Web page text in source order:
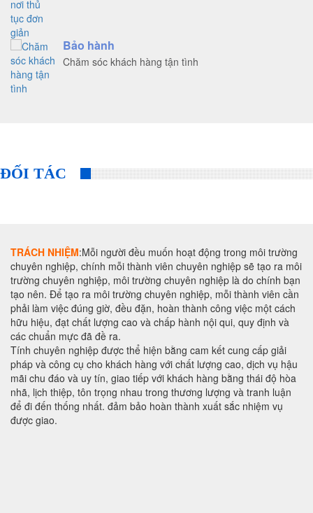
Bảo hành
Chăm sóc khách hàng tận tình
ĐỐI TÁC
TRÁCH NHIỆM:Mỗi người đều muốn hoạt động trong môi trường
chuyên nghiệp, chính mỗi thành viên chuyên nghiệp sẽ tạo ra môi
trường chuyên nghiệp, môi trường chuyên nghiệp là do chính bạn
tạo nên. Để tạo ra môi trường chuyên nghiệp, mỗi thành viên cần
phải làm việc đúng giờ, đều đặn, hoàn thành công việc một cách
hữu hiệu, đạt chất lượng cao và chấp hành nội qui, quy định và
các chuẩn mực đã đề ra.
Tính chuyên nghiệp được thể hiện bằng cam kết cung cấp giải
pháp và công cụ cho khách hàng với chất lượng cao, dịch vụ hậu
mãi chu đáo và uy tín, giao tiếp với khách hàng bằng thái độ hòa
nhã, lịch thiệp, tôn trọng nhau trong thương lượng và tranh luận
để đi đến thống nhất. đảm bảo hoàn thành xuất sắc nhiệm vụ
được giao.